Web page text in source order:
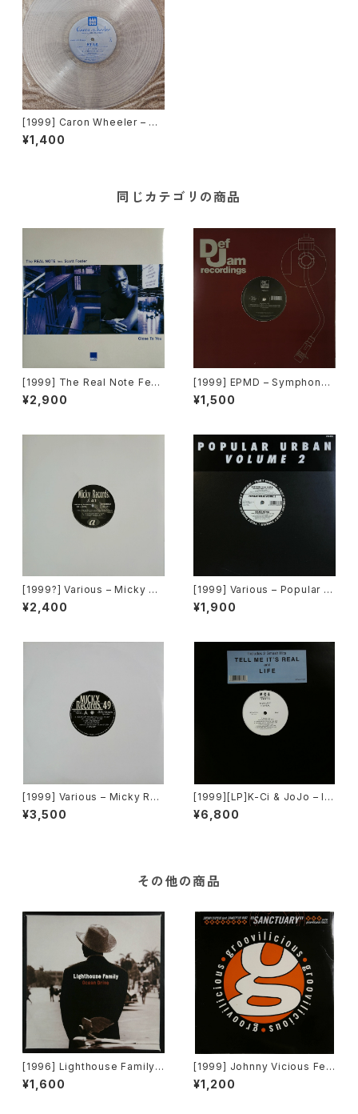
[1999] Caron Wheeler – St
ar [Airtight Records]
¥1,400
同じカテゴリの商品
[1999] The Real Note Feat
uring Scott Foster – Close
To You [Cool D:vision][PR
¥2,900
[1999] EPMD – Symphony
2000 / Right Now [Def Jam
Recordings]
¥1,500
[1999?] Various – Micky Re
cords Vol.41 [Micky Recor
ds.][PROMO]
¥2,400
[1999] Various – Popular Ur
ban Volume 2 [Popular Rec
ords Italia]
¥1,900
[1999] Various – Micky Rec
ord Vol. 49 [Micky Record
s Inc.][PROMO]
¥3,500
[1999][LP]K-Ci & JoJo – I
t's Real [MCA Records]
¥6,800
その他の商品
[1996] Lighthouse Family –
Ocean Drive [Wildcard]
¥1,600
[1999] Johnny Vicious Fea
t. Dangerous Dave – Sanct
uary [Groovilicious]
¥1,200